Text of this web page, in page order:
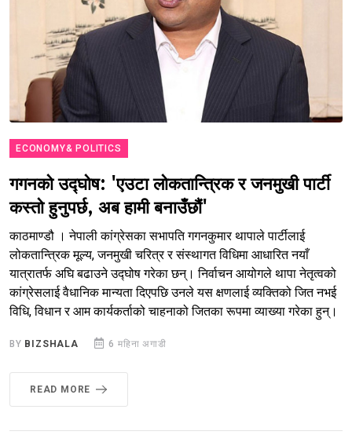
ECONOMY& POLITICS
गगनको उद्घोष: 'एउटा लोकतान्त्रिक र जनमुखी पार्टी
कस्तो हुनुपर्छ, अब हामी बनाउँछौं'
काठमाण्डौ । नेपाली कांग्रेसका सभापति गगनकुमार थापाले पार्टीलाई
लोकतान्त्रिक मूल्य, जनमुखी चरित्र र संस्थागत विधिमा आधारित नयाँ
यात्रातर्फ अघि बढाउने उद्घोष गरेका छन्। निर्वाचन आयोगले थापा नेतृत्वको
कांग्रेसलाई वैधानिक मान्यता दिएपछि उनले यस क्षणलाई व्यक्तिको जित नभई
विधि, विधान र आम कार्यकर्ताको चाहनाको जितका रूपमा व्याख्या गरेका हुन्।
BY BIZSHALA 6 महिना अगाडी
READ MORE